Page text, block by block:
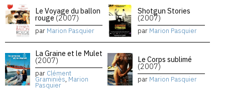
Le Voyage du ballon
rouge(2007)
par Marion Pasquier
Shotgun Stories
(2007)
par Marion Pasquier
La Graine et le Mulet
(2007)
par Clément
Graminiès, Marion
Pasquier
Le Corps sublimé
(2007)
par Marion Pasquier